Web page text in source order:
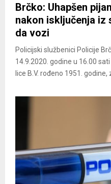
Brčko: Uhapšen
nakon isključenja iz
da vozi
Policijski službenici Policije
14.9.2020. godine u 16.00
lice B.V. rođeno 1951. godine,